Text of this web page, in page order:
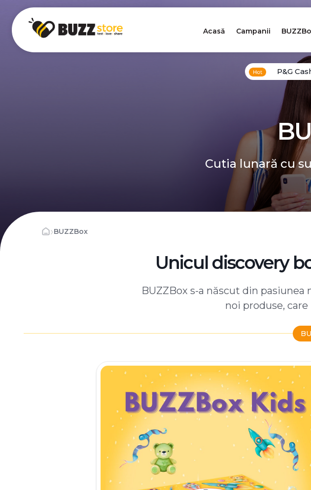
Acasă Campanii
P&G
Cutia lunară cu
›BUZZBox
Unicul discovery
BUZZBox s-a născut din pasiunea
noi produse,